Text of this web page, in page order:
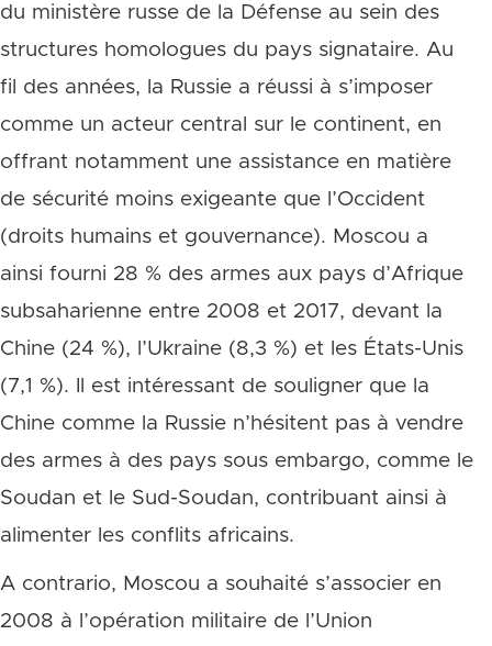
du ministère russe de la Défense au sein des
structures homologues du pays signataire. Au
fil des années, la Russie a réussi à s’imposer
comme un acteur central sur le continent, en
offrant notamment une assistance en matière
de sécurité moins exigeante que l’Occident
(droits humains et gouvernance). Moscou a
ainsi fourni 28 % des armes aux pays d’Afrique
subsaharienne entre 2008 et 2017, devant la
Chine (24 %), l’Ukraine (8,3 %) et les États-Unis
(7,1 %). Il est intéressant de souligner que la
Chine comme la Russie n’hésitent pas à vendre
des armes à des pays sous embargo, comme le
Soudan et le Sud-Soudan, contribuant ainsi à
alimenter les conflits africains.
A contrario, Moscou a souhaité s’associer en
2008 à l’opération militaire de l’Union